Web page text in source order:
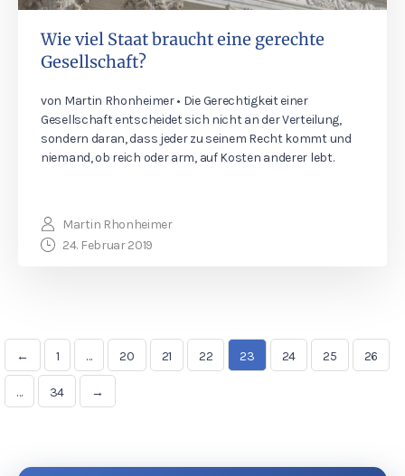
Wie viel Staat braucht eine gerechte
Gesellschaft?
von Martin Rhonheimer • Die Gerechtigkeit einer
Gesellschaft entscheidet sich nicht an der Verteilung,
sondern daran, dass jeder zu seinem Recht kommt und
niemand, ob reich oder arm, auf Kosten anderer lebt.
Martin Rhonheimer
24. Februar 2019
← 1 … 20 21 22 23 24 25 26
… 34 →